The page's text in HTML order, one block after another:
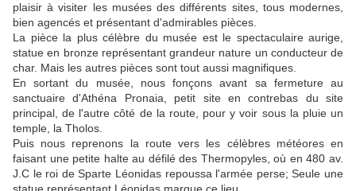
plaisir à visiter les musées des différents sites, tous modernes,
bien agencés et présentant d'admirables pièces.
La pièce la plus célèbre du musée est le spectaculaire aurige,
statue en bronze représentant grandeur nature un conducteur de
char. Mais les autres pièces sont tout aussi magnifiques.
En sortant du musée, nous fonçons avant sa fermeture au
sanctuaire d'Athéna Pronaia, petit site en contrebas du site
principal, de l'autre côté de la route, pour y voir sous la pluie un
temple, la Tholos.
Puis nous reprenons la route vers les célèbres météores en
faisant une petite halte au défilé des Thermopyles, où en 480 av.
J.C le roi de Sparte Léonidas repoussa l'armée perse; Seule une